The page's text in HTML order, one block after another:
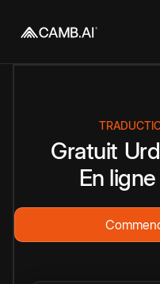
Gratuit
En ligne